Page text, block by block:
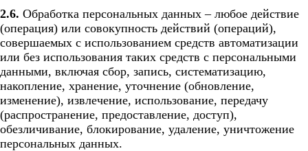
2.6. Обработка персональных данных – любое действие
(операция) или совокупность действий (операций),
совершаемых с использованием средств автоматизации
или без использования таких средств с персональными
данными, включая сбор, запись, систематизацию,
накопление, хранение, уточнение (обновление,
изменение), извлечение, использование, передачу
(распространение, предоставление, доступ),
обезличивание, блокирование, удаление, уничтожение
персональных данных.